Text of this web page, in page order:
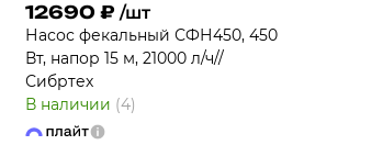
12690 ₽ /шт
Насос фекальный СФН450, 450
Вт, напор 15 м, 21000 л/ч//
Сибртех
В наличии (4)